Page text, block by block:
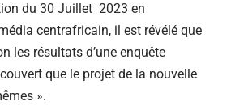
du 30 Juillet 2023 en
centrafricain, il est révélé que
les résultats d’une enquête
que le projet de la nouvelle
».